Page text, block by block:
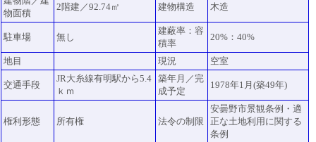
物面積
2階建／92.74㎡ 建物構造 木造
駐車場 無し
建蔽率：容
積率
20%：40%
地目 現況 空室
交通手段
JR大糸線有明駅から5.4
ｋｍ
築年月／完
成予定
1978年1月(築49年)
権利形態 所有権 法令の制限
安曇野市景観条例・適
正な土地利用に関する
条例